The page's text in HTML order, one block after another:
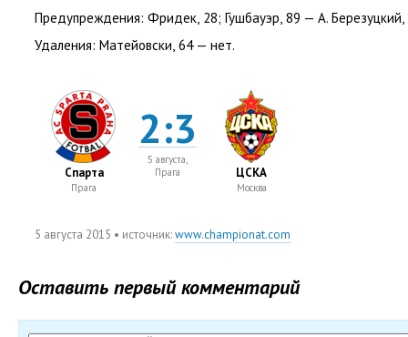
Предупреждения: Фридек, 28; Гушбауэр, 89 — А. Березуцкий,
Удаления: Матейовски, 64 — нет.
Спарта
Прага
2:3
5 августа,
Прага
ЦСКА
Москва
5 августа 2015 • источник:www.championat.com
Оставить первый комментарий